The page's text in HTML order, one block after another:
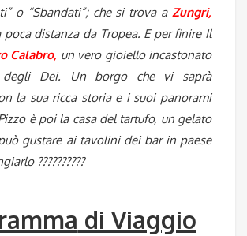
o “Sbandati”; che si trova a Zungri,
poca distanza da Tropea. E per finire Il
Calabro, un vero gioiello incastonato
degli Dei. Un borgo che vi saprà
la sua ricca storia e i suoi panorami
è poi la casa del tartufo, un gelato
gustare ai tavolini dei bar in paese
??????????
di Viaggio